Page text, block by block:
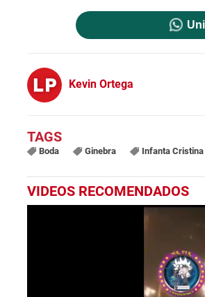
Kevin Ortega
Boda Ginebra Infanta Cristina
VIDEOS RECOMENDADOS